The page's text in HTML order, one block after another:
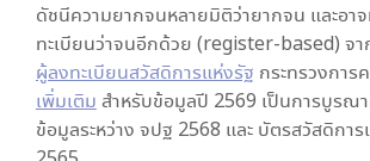
ดัชนีความยากจนหลายมิติว่ายากจน และอา
ทะเบียนว่าจนอีกด้วย (register-based) จา
ผู้ลงทะเบียนสวัสดิการแห่งรัฐ กระทรวงการ
เพิ่มเติม สำหรับข้อมูลปี 2569 เป็นการบูรณ
ข้อมูลระหว่าง จปฐ 2568 และ บัตรสวัสดิกา